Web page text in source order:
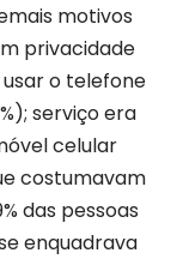
motivos
privacidade
usar o telefone
serviço era
celular
costumavam
das pessoas
enquadrava